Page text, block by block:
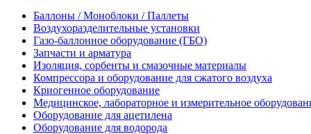
Баллоны / Моноблоки / Паллеты
Воздухоразделительные установки
Газо-баллонное оборудование (ГБО)
Запчасти и арматура
Изоляция, сорбенты и смазочные материалы
Компрессора и оборудование для сжатого воздуха
Криогенное оборудование
Медицинское, лабораторное и измерительное
Оборудование для ацетилена
Оборудование для водорода